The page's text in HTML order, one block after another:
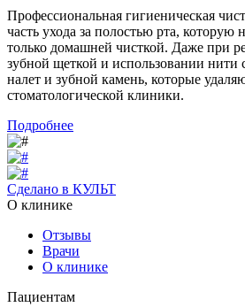
Профессиональная гигиеническая
часть ухода за полостью рта, которую
только домашней чисткой. Даже при
зубной щеткой и использовании нити
налет и зубной камень, которые
стоматологической клиники.
Подробнее
Сделано в КУЛЬТ
О клинике
Отзывы
Врачи
О клинике
Пациентам